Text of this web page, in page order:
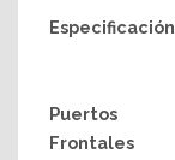
Especificación
Puertos
Frontales